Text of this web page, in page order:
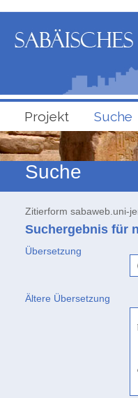
Projekt Suche
Suche
Zitierform sabaweb.uni-
Suchergebnis für
Übersetzung
Ältere Übersetzung